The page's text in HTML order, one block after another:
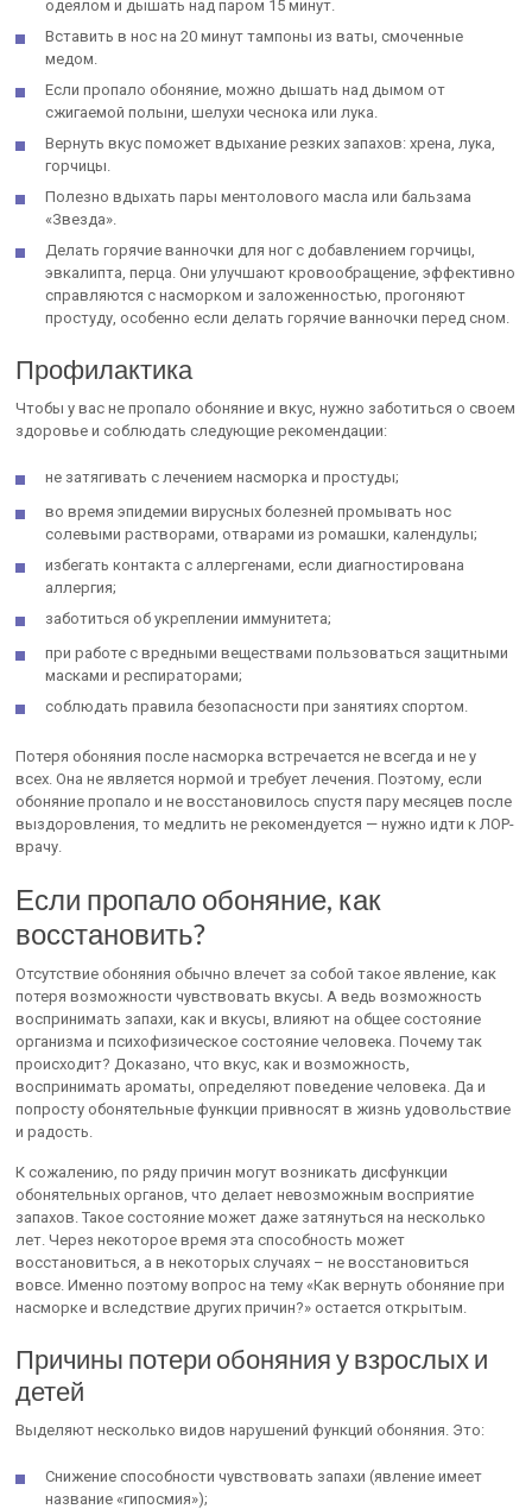
одеялом и дышать над паром 15 минут.
Вставить в нос на 20 минут тампоны из ваты, смоченные
медом.
Если пропало обоняние, можно дышать над дымом от
сжигаемой полыни, шелухи чеснока или лука.
Вернуть вкус поможет вдыхание резких запахов: хрена, лука,
горчицы.
Полезно вдыхать пары ментолового масла или бальзама
«Звезда».
Делать горячие ванночки для ног с добавлением горчицы,
эвкалипта, перца. Они улучшают кровообращение, эффективно
справляются с насморком и заложенностью, прогоняют
простуду, особенно если делать горячие ванночки перед сном.
Профилактика
Чтобы у вас не пропало обоняние и вкус, нужно заботиться о своем
здоровье и соблюдать следующие рекомендации:
не затягивать с лечением насморка и простуды;
во время эпидемии вирусных болезней промывать нос
солевыми растворами, отварами из ромашки, календулы;
избегать контакта с аллергенами, если диагностирована
аллергия;
заботиться об укреплении иммунитета;
при работе с вредными веществами пользоваться защитными
масками и респираторами;
соблюдать правила безопасности при занятиях спортом.
Потеря обоняния после насморка встречается не всегда и не у
всех. Она не является нормой и требует лечения. Поэтому, если
обоняние пропало и не восстановилось спустя пару месяцев после
выздоровления, то медлить не рекомендуется — нужно идти к ЛОР-
врачу.
Если пропало обоняние, как
восстановить?
Отсутствие обоняния обычно влечет за собой такое явление, как
потеря возможности чувствовать вкусы. А ведь возможность
воспринимать запахи, как и вкусы, влияют на общее состояние
организма и психофизическое состояние человека. Почему так
происходит? Доказано, что вкус, как и возможность,
воспринимать ароматы, определяют поведение человека. Да и
попросту обонятельные функции привносят в жизнь удовольствие
и радость.
К сожалению, по ряду причин могут возникать дисфункции
обонятельных органов, что делает невозможным восприятие
запахов. Такое состояние может даже затянуться на несколько
лет. Через некоторое время эта способность может
восстановиться, а в некоторых случаях – не восстановиться
вовсе. Именно поэтому вопрос на тему «Как вернуть обоняние при
насморке и вследствие других причин?» остается открытым.
Причины потери обоняния у взрослых и
детей
Выделяют несколько видов нарушений функций обоняния. Это:
Снижение способности чувствовать запахи (явление имеет
название «гипосмия»);